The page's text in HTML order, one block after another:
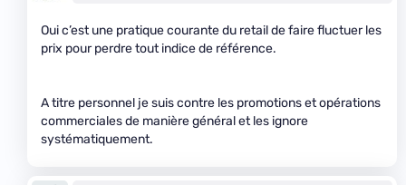
Oui c’est une pratique courante du retail de faire fluctuer les
prix pour perdre tout indice de référence.
A titre personnel je suis contre les promotions et opérations
commerciales de manière général et les ignore
systématiquement.